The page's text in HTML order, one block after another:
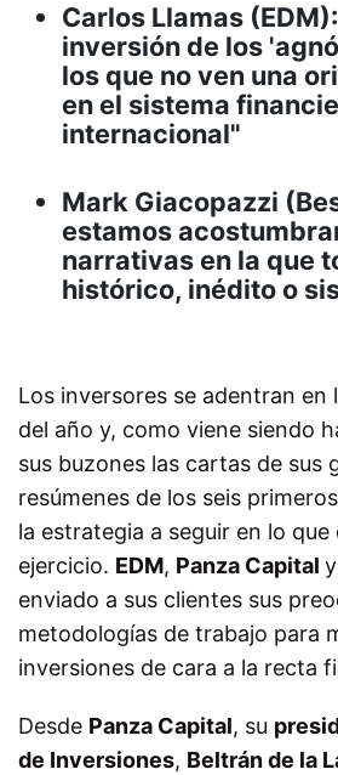
Carlos Llamas
inversión de los
los que no ven una
en el sistema
internacional"
Mark Giacopazzi
estamos
narrativas en la que
histórico, inédito o
Los inversores se adentran en
del año y, como viene siendo
sus buzones las cartas de sus
resúmenes de los seis
la estrategia a seguir en lo que
ejercicio. EDM, Panza Capital y
enviado a sus clientes sus
metodologías de trabajo para
inversiones de cara a la recta
Desde Panza Capital, su
de Inversiones, Beltrán de la